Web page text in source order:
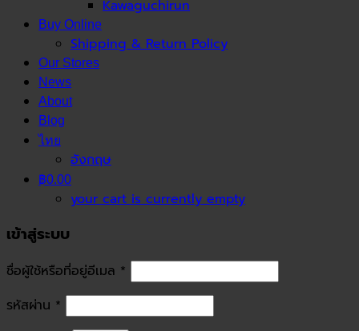
Kawaguchirun
Buy Online
Shipping & Return Policy
Our Stores
News
About
Blog
ไทย
อังกฤษ
฿0.00
your cart is currently empty
เข้าสู่ระบบ
ชื่อผู้ใช้หรือที่อยู่อีเมล *
รหัสผ่าน *